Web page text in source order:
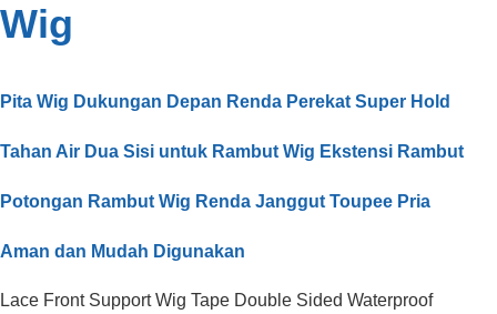
Wig
Pita Wig Dukungan Depan Renda Perekat Super Hold
Tahan Air Dua Sisi untuk Rambut Wig Ekstensi Rambut
Potongan Rambut Wig Renda Janggut Toupee Pria
Aman dan Mudah Digunakan